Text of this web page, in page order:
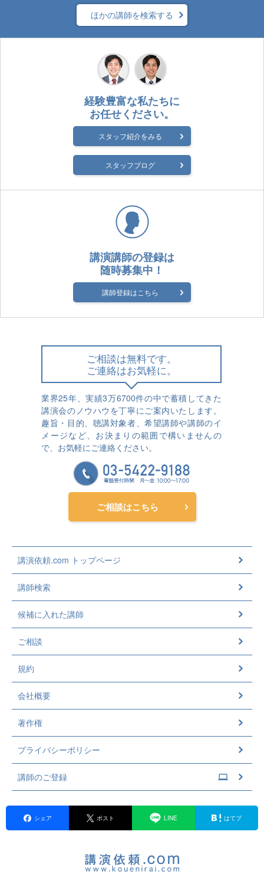
ほかの講師を検索する
経験豊富な私たちに
お任せください。
スタッフ紹介をみる
スタッフブログ
講演講師の登録は
随時募集中！
講師登録はこちら
ご相談は無料です。
ご連絡はお気軽に。
業界25年、実績3万6700件の中で蓄積してきた
講演会のノウハウを丁寧にご案内いたします。
趣旨・目的、聴講対象者、希望講師や講師のイ
メージなど、お決まりの範囲で構いませんの
で、お気軽にご連絡ください。
ご相談はこちら
講演依頼.com トップページ
講師検索
候補に入れた講師
ご相談
規約
会社概要
著作権
プライバシーポリシー
講師のご登録
シェア ポスト LINE はてブ